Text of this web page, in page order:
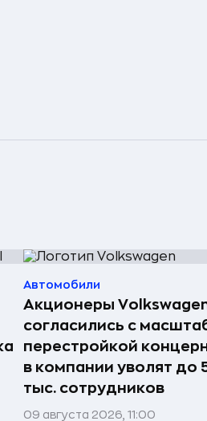
Автомобили
Акционеры
согласились с
перестройкой
в компании уволят до
тыс. сотрудников
09 августа 2026, 11:00